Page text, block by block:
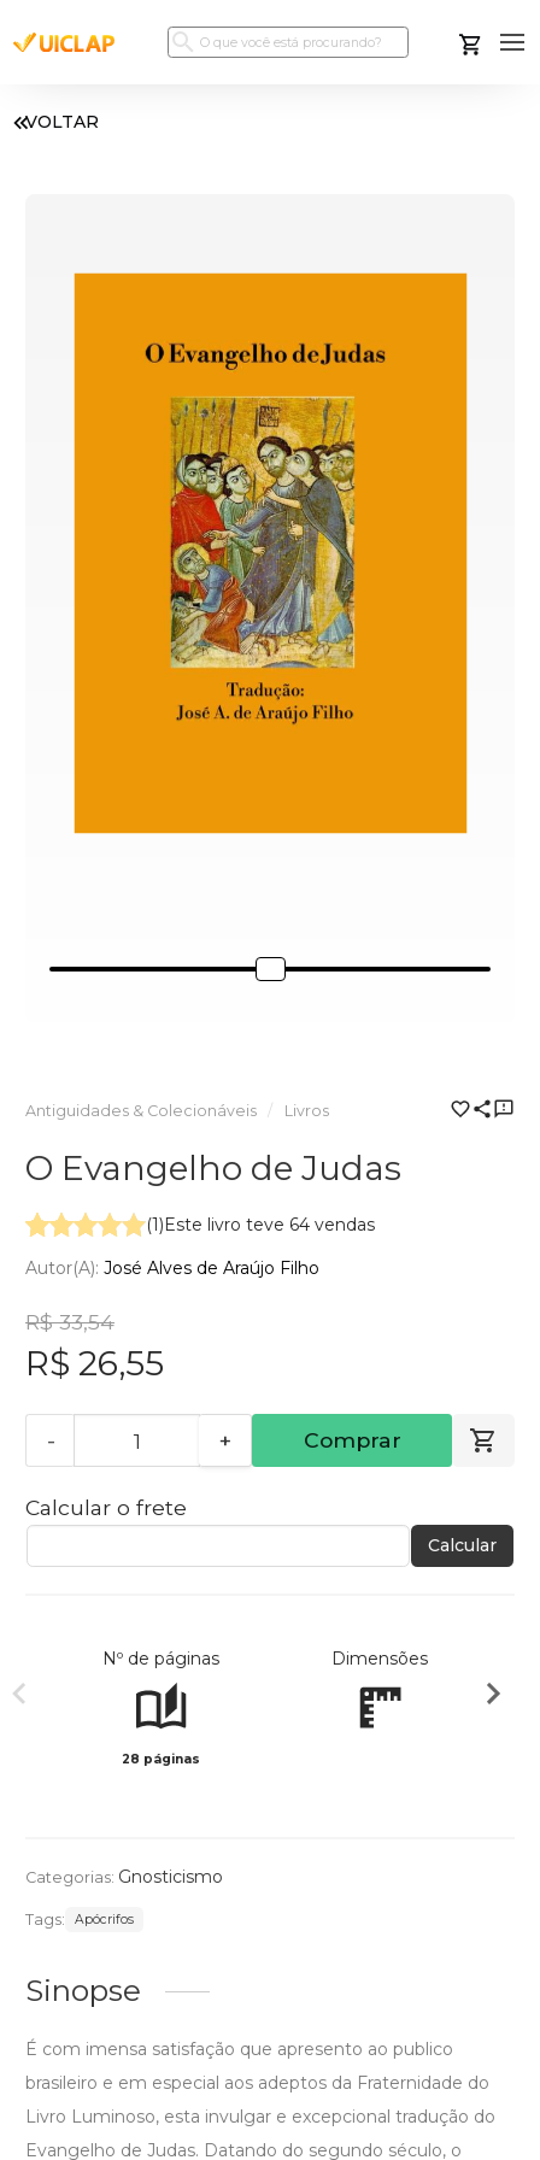
VOLTAR
Antiguidades & Colecionáveis Livros
O Evangelho de Judas
(1)Este livro teve 64 vendas
Autor(a): José Alves de Araújo Filho
R$ 33,54
R$ 26,55
- + Comprar
Calcular o frete
Calcular
Nº de páginas
28 páginas
Dimensões
Categorias: Gnosticismo
Tags: Apócrifos
Sinopse
É com imensa satisfação que apresento ao publico
brasileiro e em especial aos adeptos da Fraternidade do
Livro Luminoso, esta invulgar e excepcional tradução do
Evangelho de Judas. Datando do segundo século, o